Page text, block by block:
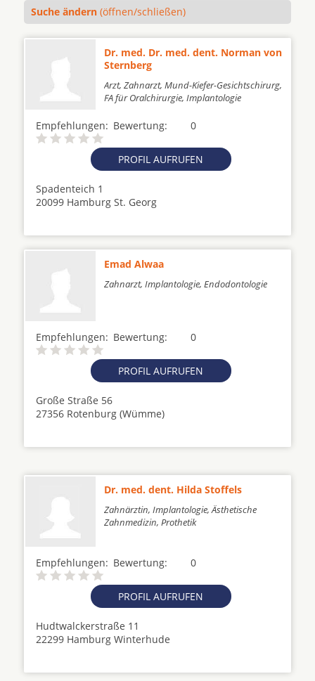
Suche ändern (öffnen/schließen)
Dr. med. Dr. med. dent. Norman von
Sternberg
Arzt, Zahnarzt, Mund-Kiefer-Gesichtschirurg,
FA für Oralchirurgie, Implantologie
Empfehlungen: 0
Bewertung:
PROFIL AUFRUFEN
Spadenteich 1
20099 Hamburg St. Georg
Emad Alwaa
Zahnarzt, Implantologie, Endodontologie
Empfehlungen: 0
Bewertung:
PROFIL AUFRUFEN
Große Straße 56
27356 Rotenburg (Wümme)
Dr. med. dent. Hilda Stoffels
Zahnärztin, Implantologie, Ästhetische
Zahnmedizin, Prothetik
Empfehlungen: 0
Bewertung:
PROFIL AUFRUFEN
Hudtwalckerstraße 11
22299 Hamburg Winterhude